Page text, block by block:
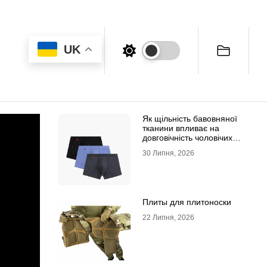
UK
Як щільність бавовняної
тканини впливає на
довговічність чоловічих
30 Липня, 2026
Плиты для плитоноски
22 Липня, 2026